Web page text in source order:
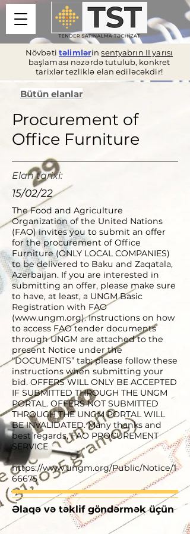
Növbəti təlimlərinsentyabrın II yarısı
başlaması nəzərdə tutulub, konkret
tarixlər tezliklə elan ediləcəkdir!
Bütün elanlar
Procurement of
Office Furniture
Elan tarixi:
15/02/22
The Food and Agriculture
Organization of the United Nations
(FAO) invites you to submit an offer
for the procurement of Office
Furniture (ONLY LOCAL COMPANIES)
to be delivered to Baku and Zaqatala,
Azerbaijan. If you are interested in
submitting an offer, please make sure
to have, at least, a UNGM Basic
Registration with FAO
(www.ungm.org). Instructions on how
to access FAO tender documents
through UNGM are attached to the
present Notice under the
“DOCUMENTS” tab; please follow these
instructions when submitting your
bid. OFFERS WILL ONLY BE ACCEPTED
IF SUBMITTED THROUGH THE UNGM
PORTAL. OFFERS NOT SUBMITTED
THROUGH THE UNGM PORTAL WILL
BE INVALIDATED. Many thanks and
best regards, FAO PROCUREMENT
SERVICE
https://www.ungm.org/Public/Notice/1
66675
Əlaqə və təklif göndərmək üçün